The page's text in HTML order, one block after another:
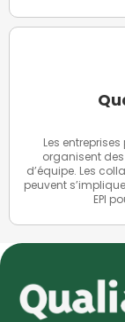
Les
organisent
d’équipe. Les
peuvent
EPI